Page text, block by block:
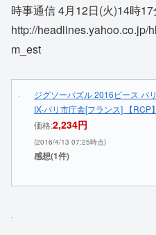
時事通信 4月12日(火)14時
http://headlines.yahoo.co.jp/
m_est
ジグソーパズル 2016ピース パ
IX-パリ市庁舎[フランス] 【RCP】
価格:2,234円
(2016/4/13 07:25時点)
感想(1件)